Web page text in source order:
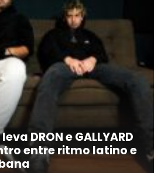
leva DRON e GALLYARD
entre ritmo latino e